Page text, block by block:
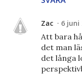
Zac 6 juni
Att bara
det man
det långa